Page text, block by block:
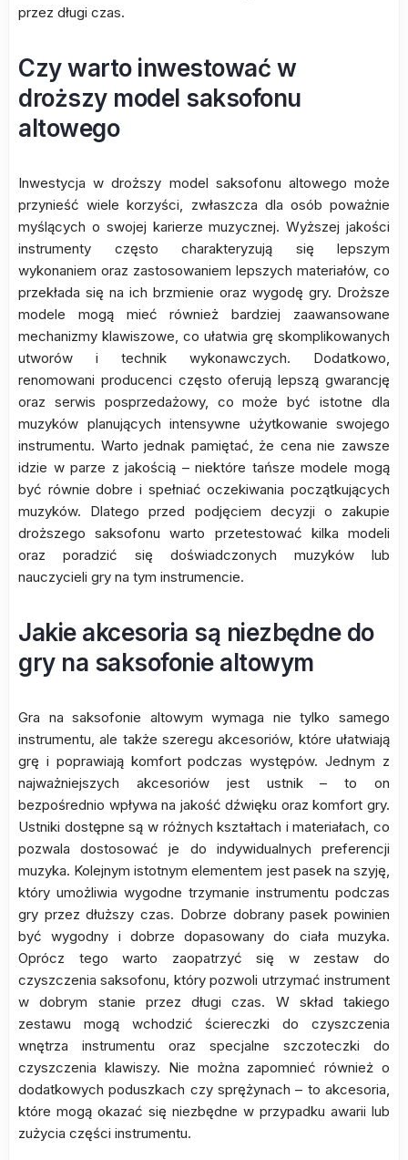
przez długi czas.
Czy warto inwestować w
droższy model saksofonu
altowego
Inwestycja w droższy model saksofonu altowego może
przynieść wiele korzyści, zwłaszcza dla osób poważnie
myślących o swojej karierze muzycznej. Wyższej jakości
instrumenty często charakteryzują się lepszym
wykonaniem oraz zastosowaniem lepszych materiałów, co
przekłada się na ich brzmienie oraz wygodę gry. Droższe
modele mogą mieć również bardziej zaawansowane
mechanizmy klawiszowe, co ułatwia grę skomplikowanych
utworów i technik wykonawczych. Dodatkowo,
renomowani producenci często oferują lepszą gwarancję
oraz serwis posprzedażowy, co może być istotne dla
muzyków planujących intensywne użytkowanie swojego
instrumentu. Warto jednak pamiętać, że cena nie zawsze
idzie w parze z jakością – niektóre tańsze modele mogą
być równie dobre i spełniać oczekiwania początkujących
muzyków. Dlatego przed podjęciem decyzji o zakupie
droższego saksofonu warto przetestować kilka modeli
oraz poradzić się doświadczonych muzyków lub
nauczycieli gry na tym instrumencie.
Jakie akcesoria są niezbędne do
gry na saksofonie altowym
Gra na saksofonie altowym wymaga nie tylko samego
instrumentu, ale także szeregu akcesoriów, które ułatwiają
grę i poprawiają komfort podczas występów. Jednym z
najważniejszych akcesoriów jest ustnik – to on
bezpośrednio wpływa na jakość dźwięku oraz komfort gry.
Ustniki dostępne są w różnych kształtach i materiałach, co
pozwala dostosować je do indywidualnych preferencji
muzyka. Kolejnym istotnym elementem jest pasek na szyję,
który umożliwia wygodne trzymanie instrumentu podczas
gry przez dłuższy czas. Dobrze dobrany pasek powinien
być wygodny i dobrze dopasowany do ciała muzyka.
Oprócz tego warto zaopatrzyć się w zestaw do
czyszczenia saksofonu, który pozwoli utrzymać instrument
w dobrym stanie przez długi czas. W skład takiego
zestawu mogą wchodzić ściereczki do czyszczenia
wnętrza instrumentu oraz specjalne szczoteczki do
czyszczenia klawiszy. Nie można zapomnieć również o
dodatkowych poduszkach czy sprężynach – to akcesoria,
które mogą okazać się niezbędne w przypadku awarii lub
zużycia części instrumentu.